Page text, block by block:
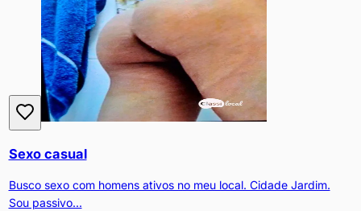
Sexo casual
Busco sexo com homens ativos no meu local. Cidade Jardim.
Sou passivo...